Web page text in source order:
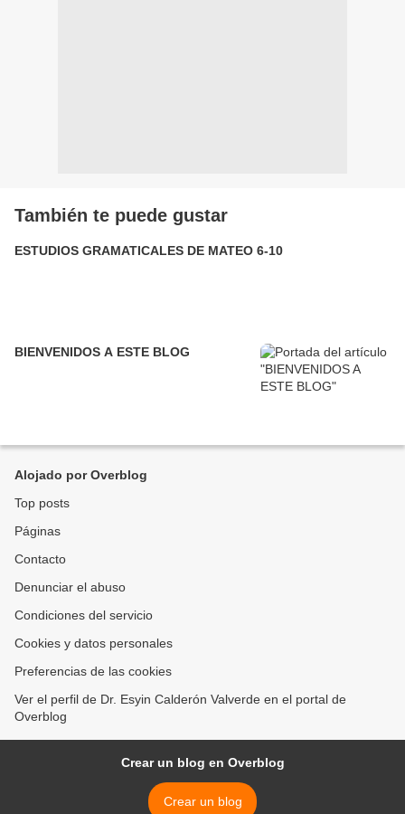
También te puede gustar
ESTUDIOS GRAMATICALES DE MATEO 6-10
BIENVENIDOS A ESTE BLOG
Alojado por Overblog
Top posts
Páginas
Contacto
Denunciar el abuso
Condiciones del servicio
Cookies y datos personales
Preferencias de las cookies
Ver el perfil de Dr. Esyin Calderón Valverde en el portal de
Overblog
Crear un blog en Overblog
Crear un blog